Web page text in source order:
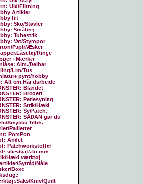
Uld/Filtning
Artikler
filt
Sko/Støvler
Småting
Tubestrik
Vat/Styropor
Papir/Æsker
Låsetøj/Ringe
- Mærker
Alm./Delbar
Lim/Tus
pynt/hobby
Alt om Håndsrbejde
Blandet
Broderi
Perlesyning
Strik/Hækl
Sy/Patch.
SÅDAN gør du
Smykke Tilbh.
Pailletter
PomPon
Andet
Patchworkstoffer
vlies/vat/alu mm.
Hækl værktøj
Sytråd/Nåle
Boxe
Saks/Kniv/Quilt